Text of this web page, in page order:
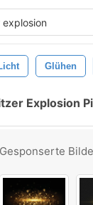
Glühen
Explosion
Gesponserte